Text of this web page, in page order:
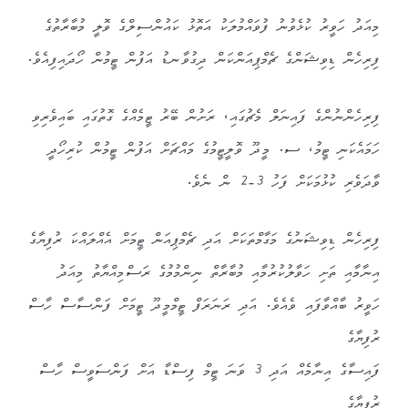
މިއަދު ހަވީރު ކުޅެވުނު ފުވައްމުލަކު އަތޮޅު ކައުންސިލްގެ ވޮލީ މުބާރާތުގެ
ފިރިހެން ޑިވިޝަންގެ ޗެމްޕިއަންކަން ދިގުވާނޑު އަފުން ޓީމުން ހޯދައިފިއެވެ.
ފިރިހެންނުންގެ ފައިނަލް މެޗުގައި، ރަށުން ބޭރު ޓީމެއްގެ ގޮތުގައި ބައިވެރިވި
ހަމައެކަނި ޓީމު، ސ. މީދޫ ވޮލީޓީމުގެ މައްޗަށް އަފުން ޓީމުން ކުރިހޯދީ
ވާދަވެރި ކުޅުމަކަށް ފަހު 3-2 ން ނެވެ.
ފިރިހެން ޑިވިޝަނުގެ މަގާމްތަކަށް އަދި ޗެމްޕިއަން ޓީމަށް އެއްލައްކަ ރުފިޔާގެ
އިނާމާއި ތަށި ހަވާލުކުރުމާއި މުބާރާތް ނިންމުމުގެ ރަސްމިއްޔާތު މިއަދު
ހަވީރު ބާއްވާފައި ވެއެވެ. އަދި ރަނަރަފް ޓީމްމީދޫ ޓީމަށް ފަންސާސް ހާސް
ރުފިޔާގެ
ފައިސާގެ އިނާމެއް އަދި 3 ވަނަ ޓީމް ފިސްޑާ އަށް ފަންސަވީސް ހާސް